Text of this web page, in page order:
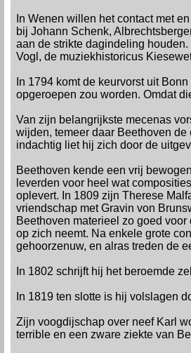
In Wenen willen het contact met
bij Johann Schenk,
aan de strikte dagindeling
Vogl, de muziekhistoricus
In 1794 komt de keurvorst uit
opgeroepen zou worden. Omdat
Van zijn belangrijkste mecenas
wijden, temeer daar Beethoven
indachtig liet hij zich door de
Beethoven kende een vrij
leverden voor heel wat
oplevert. In 1809 zijn Therese
vriendschap met Gravin von
Beethoven materieel zo goed
op zich neemt. Na enkele grote
gehoorzenuw, en alras treden de
In 1802 schrijft hij het beroemde
In 1819 ten slotte is hij volslagen
Zijn voogdijschap over neef Karl
terrible en een zware ziekte van